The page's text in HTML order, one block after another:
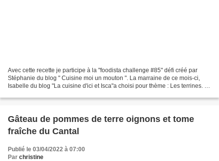
Avec cette recette je participe à la "foodista challenge #85" défi créé par
Stéphanie du blog " Cuisine moi un mouton ". La marraine de ce mois-ci,
Isabelle du blog "La cuisine d'ici et Isca"a choisi pour thème : Les terrines. Je
Gâteau de pommes de terre oignons et tome
fraîche du Cantal
Publié le 03/04/2022 à 07:00
Par christine